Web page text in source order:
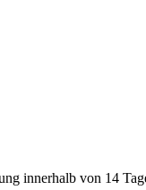
innerhalb von 14